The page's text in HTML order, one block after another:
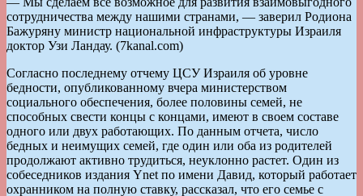
сотрудничества между нашими странами, — заверил Родиона
Бажуряну министр национальной инфраструктуры Израиля
доктор Узи Ландау. (7kanal.com)
Согласно последнему отчему ЦСУ Израиля об уровне
бедности, опубликованному вчера министерством
социального обеспечения, более половины семей, не
способных свести концы с концами, имеют в своем составе
одного или двух работающих. По данным отчета, число
бедных и неимущих семей, где один или оба из родителей
продолжают активно трудиться, неуклонно растет. Один из
собеседников издания Ynet по имени Давид, который работает
охранником на полную ставку, рассказал, что его семье с